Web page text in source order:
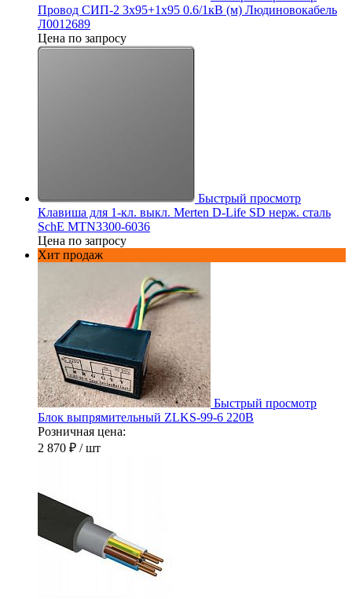
Провод СИП-2 3х95+1х95 0.6/1кВ (м) Людиновокабель
Л0012689
Цена по запросу
Быстрый просмотр
Клавиша для 1-кл. выкл. Merten D-Life SD нерж. сталь
SchE MTN3300-6036
Цена по запросу
Хит продаж
Быстрый просмотр
Блок выпрямительный ZLKS-99-6 220В
Розничная цена:
2 870 ₽ / шт